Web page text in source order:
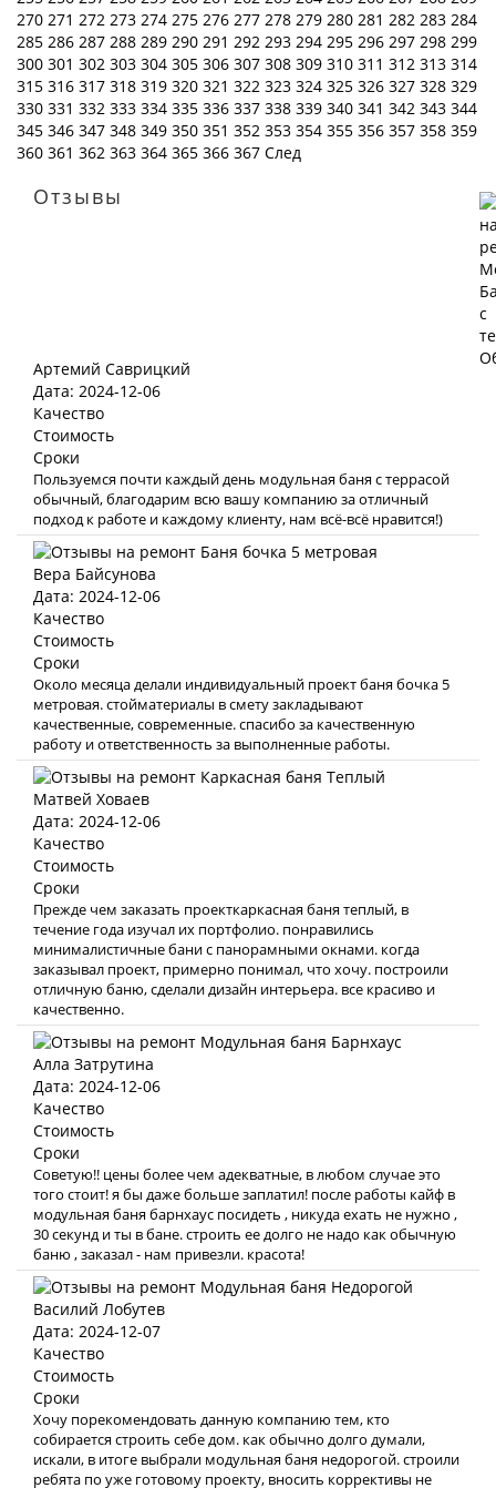
270 271 272 273 274 275 276 277 278 279 280 281 282 283 284
285 286 287 288 289 290 291 292 293 294 295 296 297 298 299
300 301 302 303 304 305 306 307 308 309 310 311 312 313 314
315 316 317 318 319 320 321 322 323 324 325 326 327 328 329
330 331 332 333 334 335 336 337 338 339 340 341 342 343 344
345 346 347 348 349 350 351 352 353 354 355 356 357 358 359
360 361 362 363 364 365 366 367 След
Отзывы
Артемий Саврицкий
Дата: 2024-12-06
Качество
Стоимость
Сроки
Пользуемся почти каждый день модульная баня с террасой
обычный, благодарим всю вашу компанию за отличный
подход к работе и каждому клиенту, нам всё-всё нравится!)
Вера Байсунова
Дата: 2024-12-06
Качество
Стоимость
Сроки
Около месяца делали индивидуальный проект баня бочка 5
метровая. стойматериалы в смету закладывают
качественные, современные. спасибо за качественную
работу и ответственность за выполненные работы.
Матвей Ховаев
Дата: 2024-12-06
Качество
Стоимость
Сроки
Прежде чем заказать проекткаркасная баня теплый, в
течение года изучал их портфолио. понравились
минималистичные бани с панорамными окнами. когда
заказывал проект, примерно понимал, что хочу. построили
отличную баню, сделали дизайн интерьера. все красиво и
качественно.
Алла Затрутина
Дата: 2024-12-06
Качество
Стоимость
Сроки
Советую!! цены более чем адекватные, в любом случае это
того стоит! я бы даже больше заплатил! после работы кайф в
модульная баня барнхаус посидеть , никуда ехать не нужно ,
30 секунд и ты в бане. строить ее долго не надо как обычную
баню , заказал - нам привезли. красота!
Василий Лобутев
Дата: 2024-12-07
Качество
Стоимость
Сроки
Хочу порекомендовать данную компанию тем, кто
собирается строить себе дом. как обычно долго думали,
искали, в итоге выбрали модульная баня недорогой. строили
ребята по уже готовому проекту, вносить коррективы не